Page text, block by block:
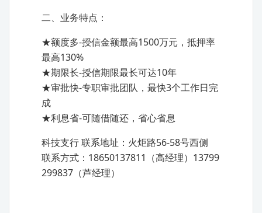
二、业务特点：
★额度多-授信金额最高1500万元，抵押率
最高130%
★期限长-授信期限最长可达10年
★审批快-专职审批团队，最快3个工作日完
成
★利息省-可随借随还，省心省息
科技支行 联系地址：火炬路56-58号西侧
联系方式：18650137811（高经理）13799
299837（芦经理）